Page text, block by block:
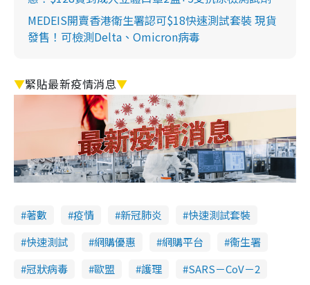
MEDEIS開賣香港衛生署認可$18快速測試套裝 現貨
發售！可檢測Delta、Omicron病毒
▼緊貼最新疫情消息▼
著數 疫情 新冠肺炎
快速測試套裝
快速測試
網購優惠 網購平台
衞生署
冠狀病毒
歐盟 護理 SARS－CoV－2